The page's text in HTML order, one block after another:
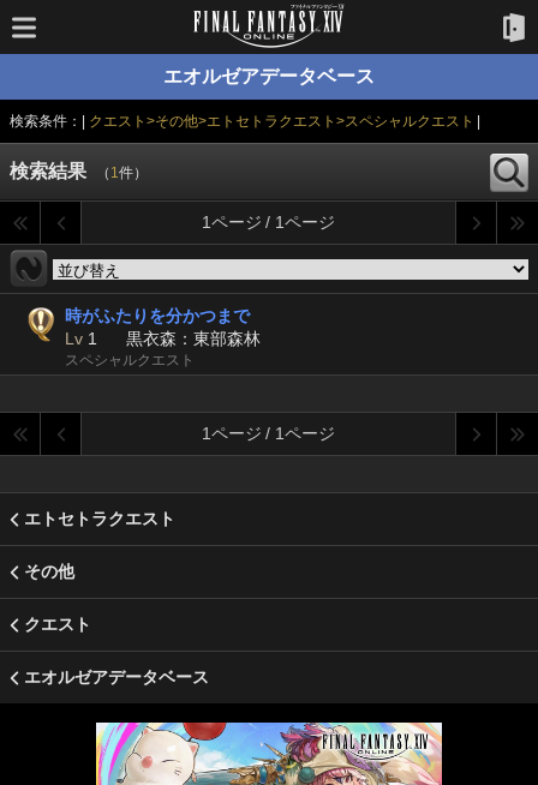
エオルゼアデータベース
検索条件：| クエスト>その他>エトセトラクエスト>スペシャルクエスト
検索結果 （ 1件）
1ページ / 1ページ
時がふたりを分かつまで
Lv 1 黒衣森：東部森林
スペシャルクエスト
1ページ / 1ページ
エトセトラクエスト
その他
クエスト
エオルゼアデータベース